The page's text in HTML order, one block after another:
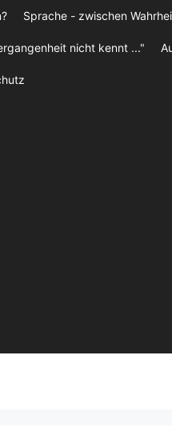
Sprache - zwischen
nicht kennt ..."